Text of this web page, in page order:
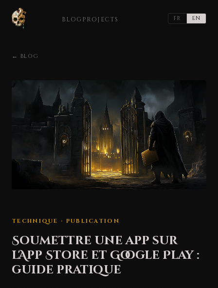
BLOG PROJECTS FR EN
← BLOG
TECHNIQUE · PUBLICATION
Soumettre une app sur
l'App Store et Google Play :
guide pratique